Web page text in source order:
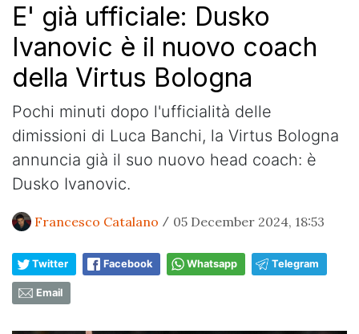
E' già ufficiale: Dusko
Ivanovic è il nuovo coach
della Virtus Bologna
Pochi minuti dopo l'ufficialità delle
dimissioni di Luca Banchi, la Virtus Bologna
annuncia già il suo nuovo head coach: è
Dusko Ivanovic.
Francesco Catalano / 05 December 2024, 18:53
Twitter Facebook Whatsapp Telegram
Email